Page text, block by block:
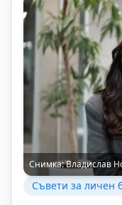
Снимка:Владислав
Съвети за личен